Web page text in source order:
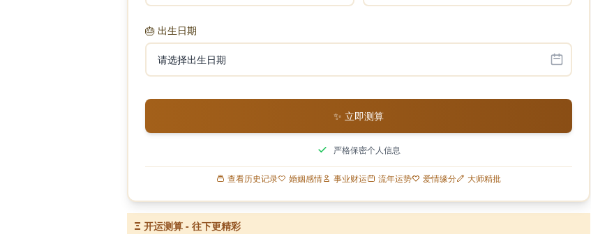
🎂 出生日期
✨ 立即测算
严格保密个人信息
查看历史记录 婚姻感情 事业财运 流年运势 爱情缘分 大师精批
Ξ 开运测算 - 往下更精彩